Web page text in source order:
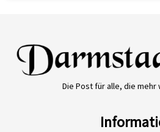
Die Post für alle, die mehr